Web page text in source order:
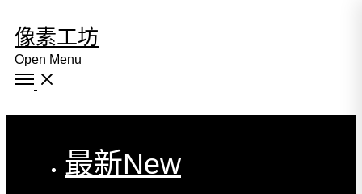
像素工坊
Open Menu
最新New